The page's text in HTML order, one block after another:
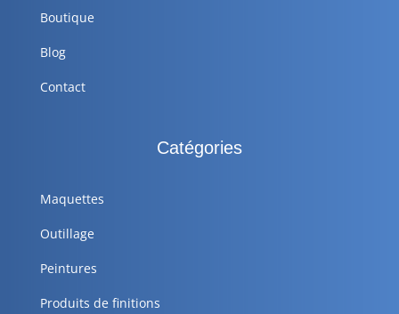
Boutique
Blog
Contact
Catégories
Maquettes
Outillage
Peintures
Produits de finitions